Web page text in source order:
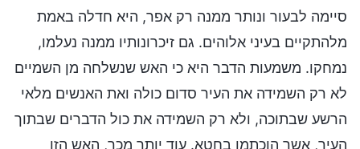
סיימה לבעור ונותר ממנה רק אפר, היא חדלה באמת
מלהתקיים בעיני אלוהים. גם זיכרונותיו ממנה נעלמו,
נמחקו. משמעות הדבר היא כי האש שנשלחה מן השמיים
לא רק השמידה את העיר סדום כולה ואת האנשים מלאי
הרשע שבתוכה, ולא רק השמידה את כול הדברים שבתוך
העיר, אשר הוכתמו בחטא. עוד יותר מכך, האש הזו